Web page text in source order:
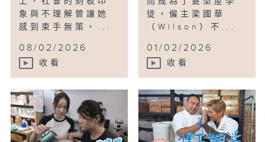
象與不理解曾讓她
感到束手無策，...
08/02/2026
收看
徒，僱主梁國華
（Wilson）不...
01/02/2026
收看